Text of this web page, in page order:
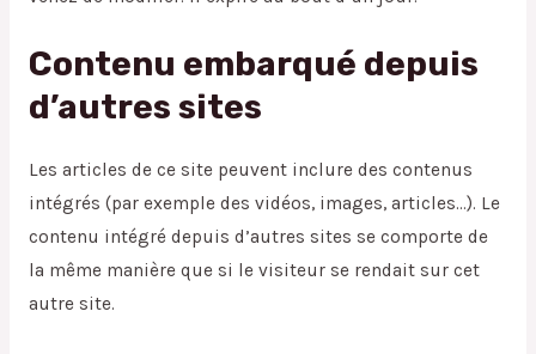
Contenu embarqué depuis
d’autres sites
Les articles de ce site peuvent inclure des contenus
intégrés (par exemple des vidéos, images, articles…). Le
contenu intégré depuis d’autres sites se comporte de
la même manière que si le visiteur se rendait sur cet
autre site.